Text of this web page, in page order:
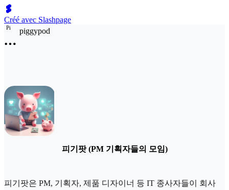
Créé avec Slashpage
Pi piggypod
피기팟 (PM 기획자들의 모임)
피기팟은 PM, 기획자, 제품 디자이너 등 IT 종사자들이 회사